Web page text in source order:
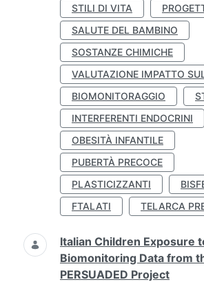
STILI DI VITA
SALUTE DEL BAMBINO
SOSTANZE CHIMICHE
VALUTAZIONE IMPATTO
BIOMONITORAGGIO
INTERFERENTI ENDOCRINI
OBESITÀ INFANTILE
PUBERTÀ PRECOCE
PLASTICIZZANTI
FTALATI
TELARCA
Italian Children Exposure
Biomonitoring Data from
PERSUADED Project